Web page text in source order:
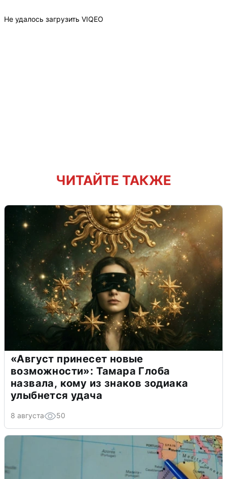
Не удалось загрузить VIQEO
ЧИТАЙТЕ ТАКЖЕ
«Август принесет новые
возможности»: Тамара Глоба
назвала, кому из знаков зодиака
улыбнется удача
8 августа 50